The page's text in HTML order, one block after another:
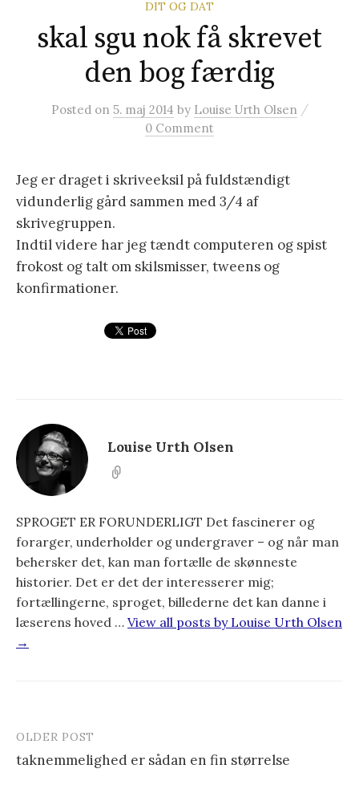
DIT OG DAT
skal sgu nok få skrevet
den bog færdig
Posted on 5. maj 2014 by Louise Urth Olsen /
0 Comment
Jeg er draget i skriveeksil på fuldstændigt
vidunderlig gård sammen med 3/4 af
skrivegruppen.
Indtil videre har jeg tændt computeren og spist
frokost og talt om skilsmisser, tweens og
konfirmationer.
Louise Urth Olsen
SPROGET ER FORUNDERLIGT Det fascinerer og
forarger, underholder og undergraver – og når man
behersker det, kan man fortælle de skønneste
historier. Det er det der interesserer mig;
fortællingerne, sproget, billederne det kan danne i
læserens hoved … View all posts by Louise Urth Olsen
→
OLDER POST
taknemmelighed er sådan en fin størrelse